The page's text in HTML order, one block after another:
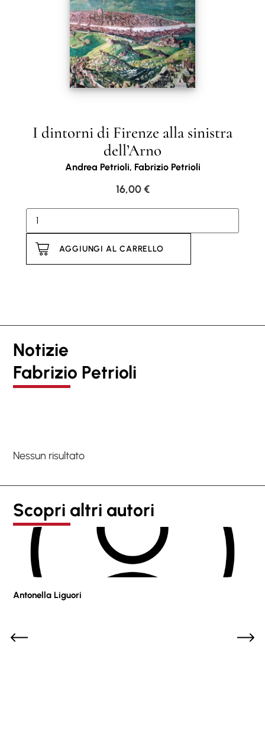
I dintorni di Firenze alla sinistra
dell’Arno
Andrea Petrioli, Fabrizio Petrioli
16,00€
AGGIUNGI AL CARRELLO
Notizie
Fabrizio Petrioli
Nessun risultato
Scopri altri autori
Antonella Liguori